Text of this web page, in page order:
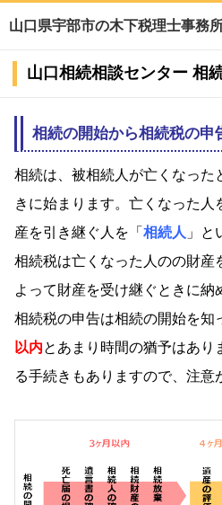
山口県宇部市の木下税理士事務
山口相続相談センター 相
相続の開始から相続税の申
相続は、被相続人が亡くなった
きに始まります。亡くなった人
産を引き継ぐ人を「 相続人 」と
相続税は亡くなった人のの財産
よって財産を受け継ぐときに納
相続税の申告は相続の開始を知
以内とあまり時間の猶予はあり
る手続きもありますので、注意